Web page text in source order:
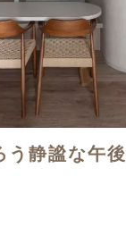
う静謐な午後